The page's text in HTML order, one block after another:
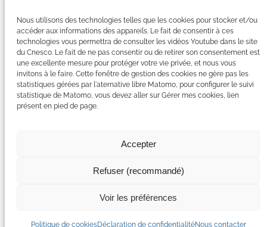
Nous utilisons des technologies telles que les cookies pour stocker et/ou
accéder aux informations des appareils. Le fait de consentir à ces
technologies vous permettra de consulter les vidéos Youtube dans le site
du Cnesco. Le fait de ne pas consentir ou de retirer son consentement est
une excellente mesure pour protéger votre vie privée, et nous vous
invitons à le faire. Cette fenêtre de gestion des cookies ne gère pas les
statistiques gérées par l'aternative libre Matomo, pour configurer le suivi
statistique de Matomo, vous devez aller sur Gérer mes cookies, lien
présent en pied de page.
Accepter
Refuser (recommandé)
Voir les préférences
Politique de cookiesDéclaration de confidentialitéNous contacter
LinkedIn
YouTube
Facebook
Bluesky
Plan du site
Mentions légales
Gérer mes cookies
Déclaration de confidentialité